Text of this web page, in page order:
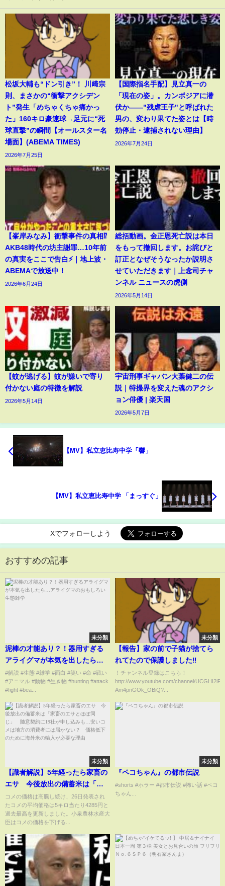
松坂大輔も“ドン引き”！ 川﨑宗
則、まさかの“衝撃アクシデン
ト”発生「めちゃくちゃ痛かっ
た」160キロ豪速球→足元に“死
球直撃”の瞬間【オールスター名
場面】(ABEMA TIMES)
2026年7月25日
【国際指名手配】見立真一の
「現在の姿」。カンボジアに潜
伏か――"残虐王子"と呼ばれた
男の、変わり果てた姿とは【時
効停止・逮捕されない理由】
2026年7月24日
【峯岸みなみ】衝撃事件の真相⁉️
AKB48時代の坊主謝罪…10年前
の真実をここで告白⚡️｜地上波・
ABEMAで放送中！
2026年6月24日
総括動画。金正恩死亡説は本日
をもって撤回します。お詫びと
訂正となぜそうなったか説明さ
せていただきます｜上念司チャ
ンネル ニュースの虎側
2026年5月14日
【蚊が逃げる】蚊が嫌いで寄り
付かない庭の特徴を解説
2026年5月14日
宇宙刑事ギャバン大葉健二の伝
説｜特撮界を変えた魂のアクシ
ョン俳優 | 楽天国
2026年5月7日
【MV】私立恵比寿中学「響」
【MV】私立恵比寿中学 「まっすぐ」
Xでフォローしよう
おすすめの記事
未分類
泥棒の才能あり？！器用すぎる
アライグマが本気を出したら…
アライグマのおもしろい生態雑
学
#解説 #生態 #雑学 #面白 #笑い #命 #戦い
#アニマル #動物 #生き物 #hunting #attack
#fight #bea...
未分類
【報告】家の前で子猫が捨てら
れてたので保護しました‼︎
！チャンネル登録はこちら！
http://www.youtube.com/channel/
Am4pnGOk_OBiQ?...
未分類
【識者解説】5年経ったら家畜の
エサ 今後放出の備蓄米は「家
畜のエサとほぼ同じ」 随意契
約に19社が申し込みも…安いコ
メは地方の消費者には届かな
の輸入が必要な理由
コメの価格は高騰し続け、26日発表され
たコメの平均価格は5キロ当たり4285円と
過去最高を更新しました。小泉農林水産大
臣はコメの価格を下げる...
未分類
『ペコちゃん』の都市伝説
#shorts #ホラー #都市伝説 #怖い話 #ペコ
ちゃん...